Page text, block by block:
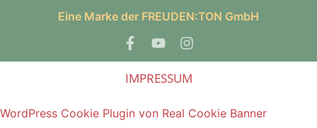
Eine Marke der FREUDEN:TON GmbH
IMPRESSUM
WordPress Cookie Plugin von Real Cookie Banner